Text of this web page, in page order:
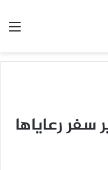
سفر رعاياها